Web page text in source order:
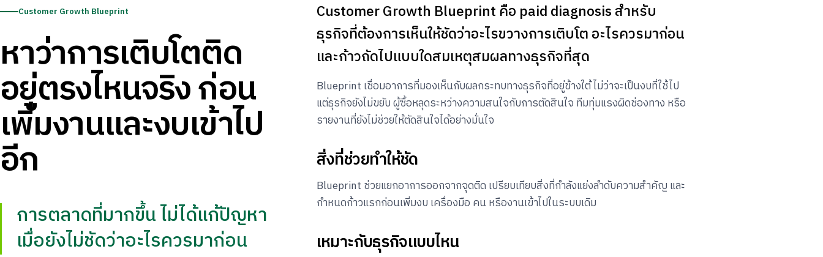
Customer Growth Blueprint
หาว่าการเติบโตติด
อยู่ตรงไหนจริง ก่อน
เพิ่มงานและงบเข้าไป
อีก
การตลาดที่มากขึ้น ไม่ได้แก้ปัญหา
เมื่อยังไม่ชัดว่าอะไรควรมาก่อน
Customer Growth Blueprint คือ paid diagnosis สำหรับ
ธุรกิจที่ต้องการเห็นให้ชัดว่าอะไรขวางการเติบโต อะไรควรมาก่อน
และก้าวถัดไปแบบใดสมเหตุสมผลทางธุรกิจที่สุด
Blueprint เชื่อมอาการที่มองเห็นกับผลกระทบทางธุรกิจที่อยู่ข้างใต้ ไม่ว่าจะเป็นงบที่ใช้ไป
แต่ธุรกิจยังไม่ขยับ ผู้ซื้อหลุดระหว่างความสนใจกับการตัดสินใจ ทีมทุ่มแรงผิดช่องทาง หรือ
รายงานที่ยังไม่ช่วยให้ตัดสินใจได้อย่างมั่นใจ
สิ่งที่ช่วยทำให้ชัด
Blueprint ช่วยแยกอาการออกจากจุดติด เปรียบเทียบสิ่งที่กำลังแย่งลำดับความสำคัญ และ
กำหนดก้าวแรกก่อนเพิ่มงบ เครื่องมือ คน หรืองานเข้าไปในระบบเดิม
เหมาะกับธุรกิจแบบไหน